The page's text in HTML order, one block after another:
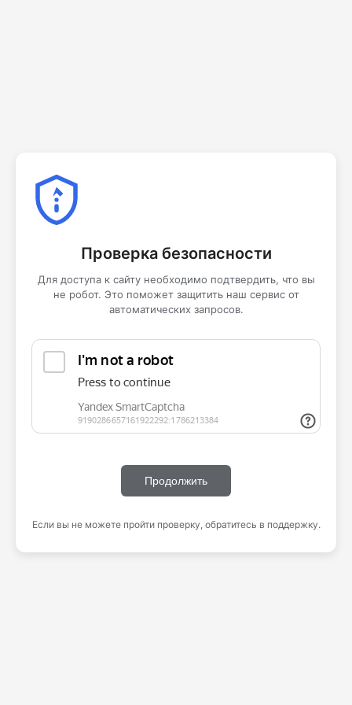
Проверка безопасности
Для доступа к сайту необходимо подтвердить, что вы
не робот. Это поможет защитить наш сервис от
автоматических запросов.
Продолжить
Если вы не можете пройти проверку, обратитесь в поддержку.